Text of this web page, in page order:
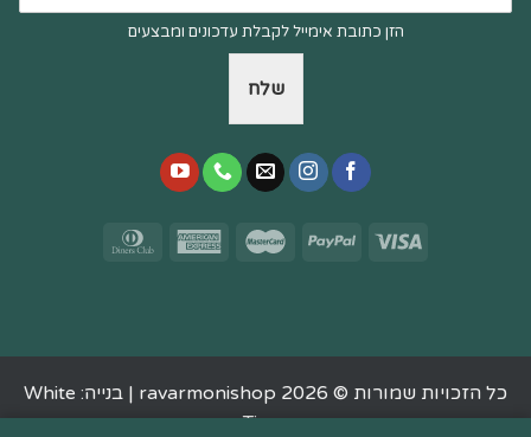
הזן כתובת אימייל לקבלת עדכונים ומבצעים
שלח
כל הזכויות שמורות © 2026 ravarmonishop |
בנייה: White
Tiger